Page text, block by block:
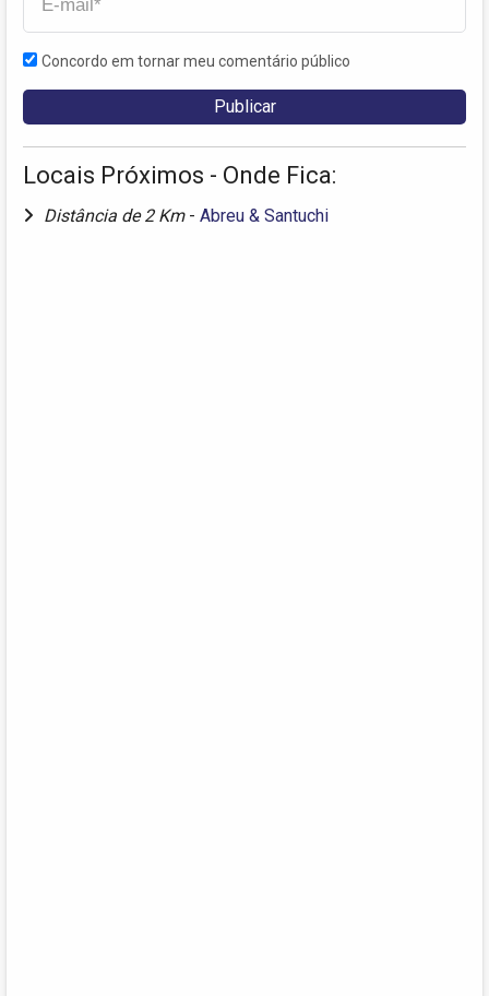
Concordo em tornar meu comentário público
Locais Próximos - Onde Fica:
Distância de 2 Km - Abreu & Santuchi